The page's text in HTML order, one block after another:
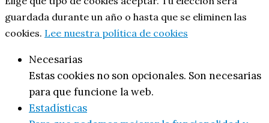
guardada durante un año o hasta que se eliminen las
cookies. Lee nuestra política de cookies
Necesarias
Estas cookies no son opcionales. Son necesarias
para que funcione la web.
Estadísticas